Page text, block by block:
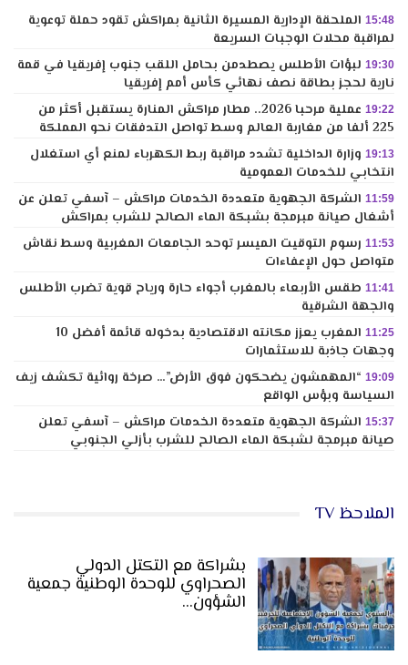
15:48 الملحقة الإدارية المسيرة الثانية بمراكش تقود حملة توعوية
لمراقبة محلات الوجبات السريعة
19:30 لبؤات الأطلس يصطدمن بحامل اللقب جنوب إفريقيا في قمة
نارية لحجز بطاقة نصف نهائي كأس أمم إفريقيا
19:22
عملية مرحبا 2026.. مطار مراكش المنارة يستقبل أكثر من
225 ألفا من مغاربة العالم وسط تواصل التدفقات نحو المملكة
19:13 وزارة الداخلية تشدد مراقبة ربط الكهرباء لمنع أي استغلال
انتخابي للخدمات العمومية
11:59 الشركة الجهوية متعددة الخدمات مراكش – آسفي تعلن عن
أشغال صيانة مبرمجة بشبكة الماء الصالح للشرب بمراكش
11:53 رسوم التوقيت الميسر توحد الجامعات المغربية وسط نقاش
متواصل حول الإعفاءات
11:41 طقس الأربعاء بالمغرب أجواء حارة ورياح قوية تضرب الأطلس
والجهة الشرقية
11:25
المغرب يعزز مكانته الاقتصادية بدخوله قائمة أفضل 10
وجهات جاذبة للاستثمارات
19:09 “المهمشون يضحكون فوق الأرض”… صرخة روائية تكشف زيف
السياسة وبؤس الواقع
15:37 الشركة الجهوية متعددة الخدمات مراكش – آسفي تعلن
صيانة مبرمجة لشبكة الماء الصالح للشرب بأزلي الجنوبي
الملاحظ TV
بشراكة مع التكتل الدولي
الصحراوي للوحدة الوطنية جمعية
الشؤون…